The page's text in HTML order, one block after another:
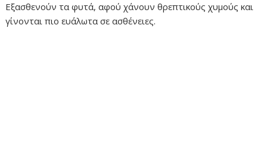
Εξασθενούν τα φυτά, αφού χάνουν θρεπτικούς χυμούς και
γίνονται πιο ευάλωτα σε ασθένειες.